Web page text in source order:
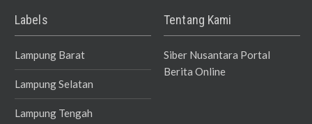
Labels
Lampung Barat
Lampung Selatan
Lampung Tengah
Tentang Kami
Siber Nusantara Portal
Berita Online